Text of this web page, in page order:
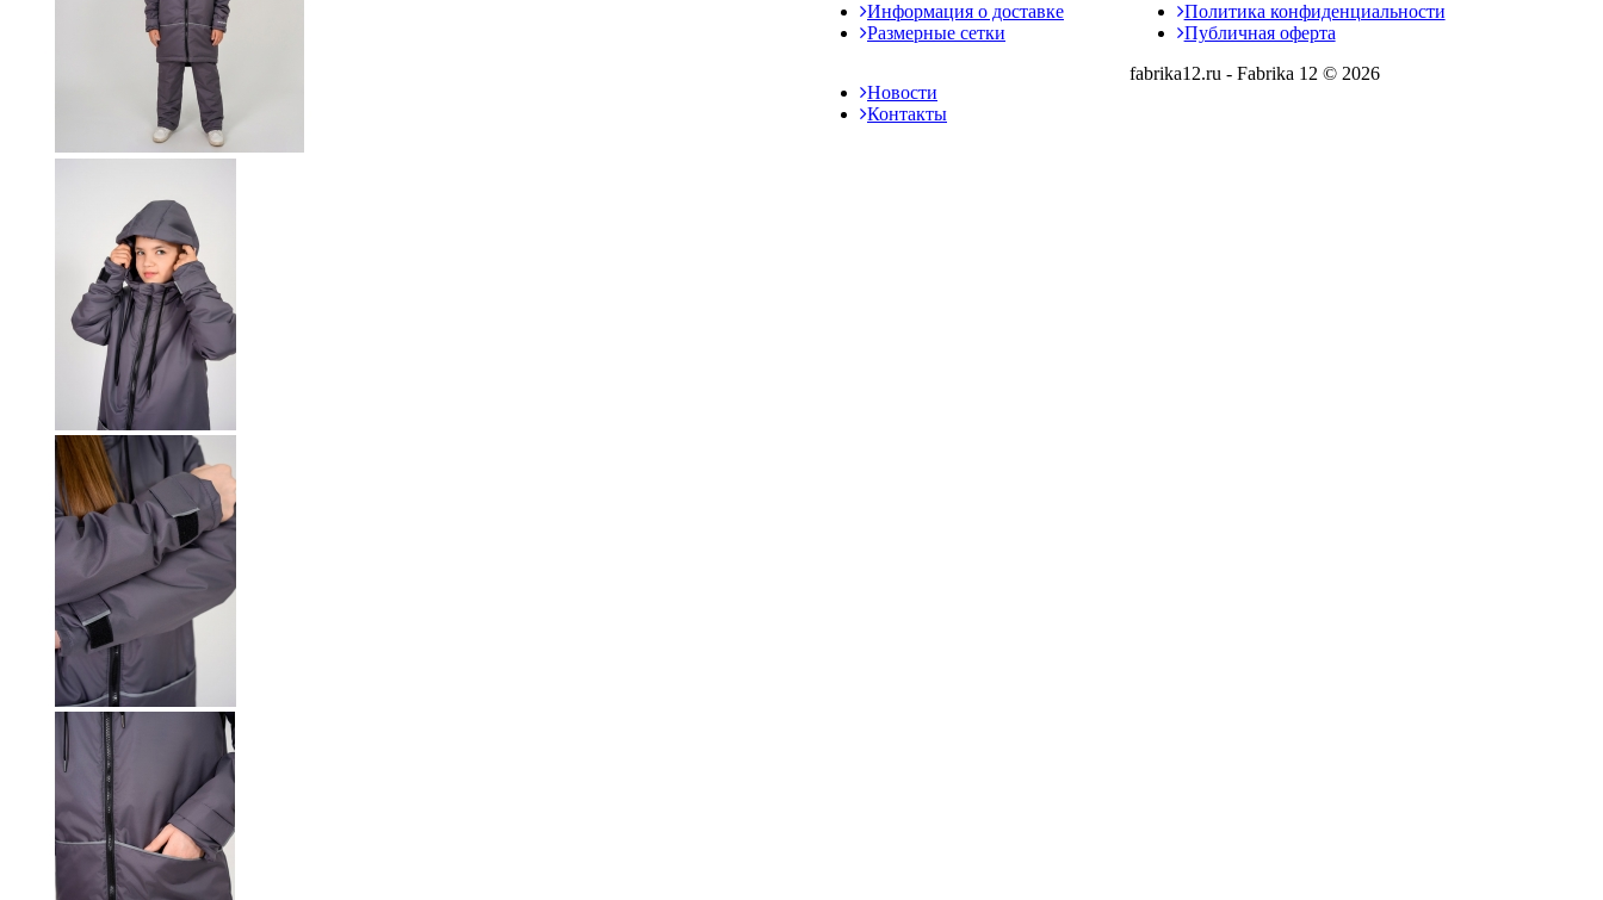
Информация о доставке
Размерные сетки
Политика конфиденциальности
Публичная оферта
Новости
Контакты
fabrika12.ru - Fabrika 12 © 2026